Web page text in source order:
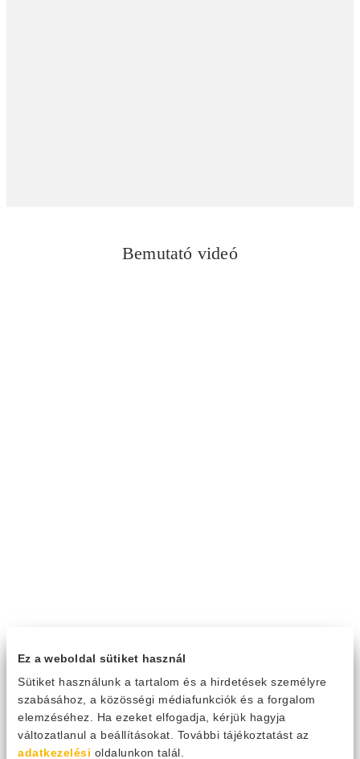
Ez a weboldal sütiket használ
Sütiket használunk a tartalom és a hirdetések személyre
szabásához, a közösségi médiafunkciók és a forgalom
elemzéséhez. Ha ezeket elfogadja, kérjük hagyja
változatlanul a beállításokat. További tájékoztatást az
adatkezelési oldalunkon talál.
Bemutató videó